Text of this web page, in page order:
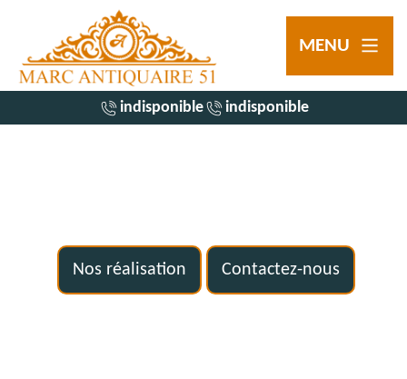
MENU
indisponible indisponible
Nos réalisation Contactez-nous